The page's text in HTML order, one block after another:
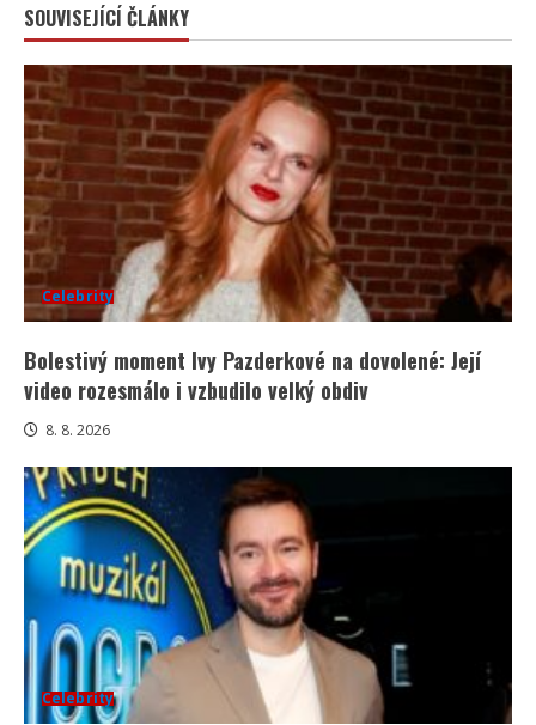
SOUVISEJÍCÍ ČLÁNKY
Celebrity
Bolestivý moment Ivy Pazderkové na dovolené: Její
video rozesmálo i vzbudilo velký obdiv
8. 8. 2026
Celebrity